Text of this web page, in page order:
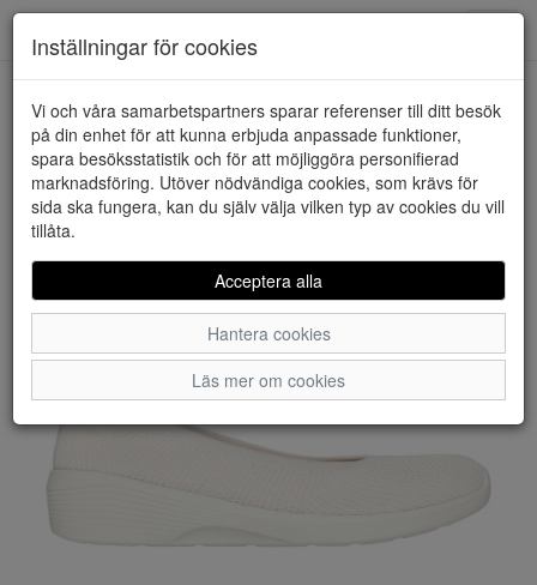
HEM SKECHERS
Inställningar för cookies
Vi och våra samarbetspartners sparar referenser till ditt besök
på din enhet för att kunna erbjuda anpassade funktioner,
spara besöksstatistik och för att möjliggöra personifierad
marknadsföring. Utöver nödvändiga cookies, som krävs för
sida ska fungera, kan du själv välja vilken typ av cookies du vill
tillåta.
Acceptera alla
Hantera cookies
Läs mer om cookies